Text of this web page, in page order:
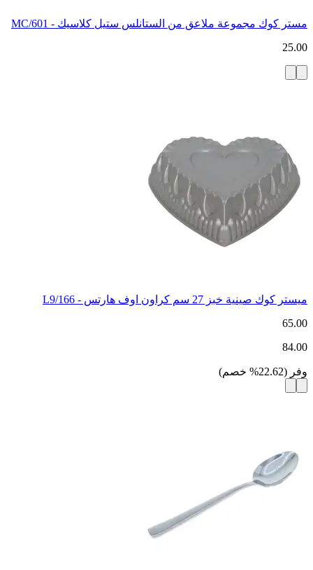
مستر كوك مجموعة ملاعق من الستانلس ستيل كلاسيك - MC/601
25.00
ميستر كوك صينية خبز 27 سم كراون اوف هارتس - 166/L9
65.00
84.00
وفر (
22.62
% خصم)